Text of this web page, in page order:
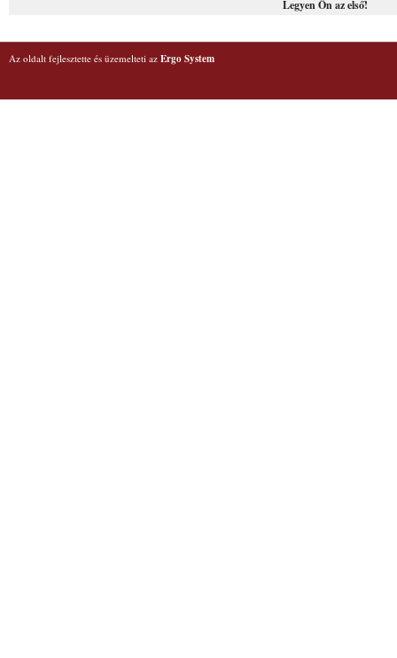
Legyen Ön az első!
Az oldalt fejlesztette és üzemelteti az Ergo System